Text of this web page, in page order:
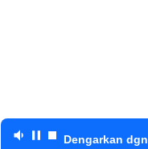
Dengarkan